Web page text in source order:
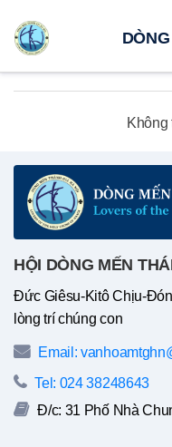
Không
HỘI DÒNG MẾN
Đức Giêsu-Kitô Chịu-
lòng trí chúng con
Email:
Tel: 024 38248643
Đ/c: 31 Phố Nhà